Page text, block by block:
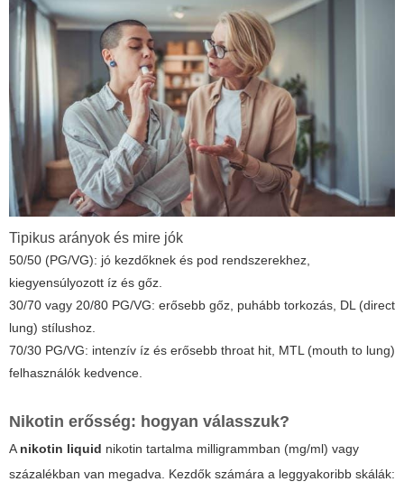
Tipikus arányok és mire jók
50/50 (PG/VG): jó kezdőknek és pod rendszerekhez,
kiegyensúlyozott íz és gőz.
30/70 vagy 20/80 PG/VG: erősebb gőz, puhább torkozás, DL (direct
lung) stílushoz.
70/30 PG/VG: intenzív íz és erősebb throat hit, MTL (mouth to lung)
felhasználók kedvence.
Nikotin erősség: hogyan válasszuk?
A nikotin liquid nikotin tartalma milligrammban (mg/ml) vagy
százalékban van megadva. Kezdők számára a leggyakoribb skálák: